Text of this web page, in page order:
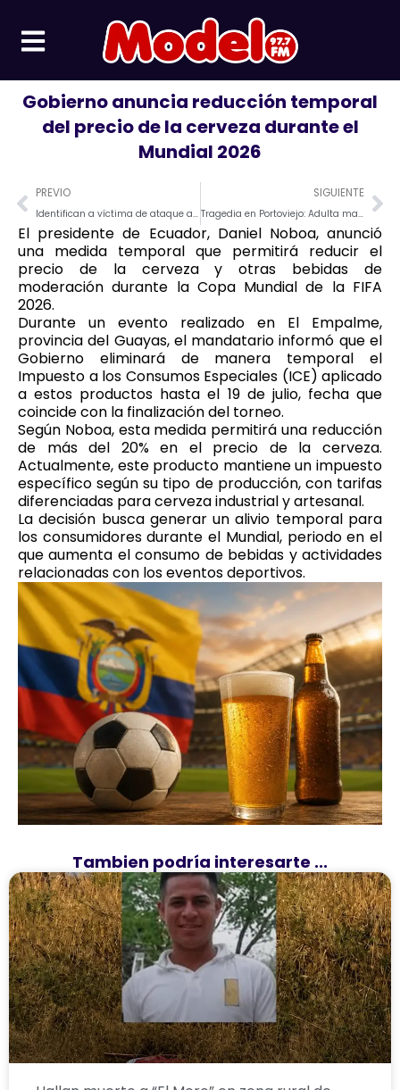
contenido
Gobierno anuncia reducción temporal
del precio de la cerveza durante el
Mundial 2026
Prev
PREVIO
Identifican a víctima de ataque armado registrado en Montecristi
SIGUIENTE
Tragedia en Portoviejo: Adulta mayor murió tras ser atropellada mientras esperaba cruzar la vía
El presidente de Ecuador, Daniel Noboa, anunció
una medida temporal que permitirá reducir el
precio de la cerveza y otras bebidas de
moderación durante la Copa Mundial de la FIFA
2026.
Durante un evento realizado en El Empalme,
provincia del Guayas, el mandatario informó que el
Gobierno eliminará de manera temporal el
Impuesto a los Consumos Especiales (ICE) aplicado
a estos productos hasta el 19 de julio, fecha que
coincide con la finalización del torneo.
Según Noboa, esta medida permitirá una reducción
de más del 20% en el precio de la cerveza.
Actualmente, este producto mantiene un impuesto
específico según su tipo de producción, con tarifas
diferenciadas para cerveza industrial y artesanal.
La decisión busca generar un alivio temporal para
los consumidores durante el Mundial, periodo en el
que aumenta el consumo de bebidas y actividades
relacionadas con los eventos deportivos.
Tambien podría interesarte ...